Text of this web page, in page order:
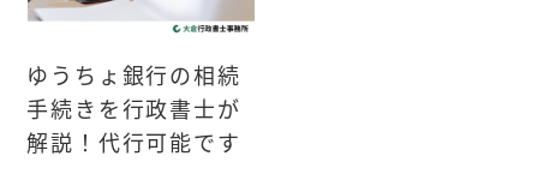
ゆうちょ銀行の相続
手続きを行政書士が
解説！代行可能です